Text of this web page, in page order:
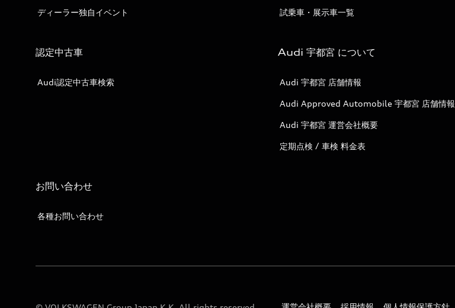
ディーラー独自イベント 試乗車・展示車一覧
認定中古車
Audi認定中古車検索
Audi 宇都宮 について
Audi 宇都宮 店舗情報
Audi Approved Automobile 宇都宮 店舗情報
Audi 宇都宮 運営会社概要
定期点検 / 車検 料金表
お問い合わせ
各種お問い合わせ